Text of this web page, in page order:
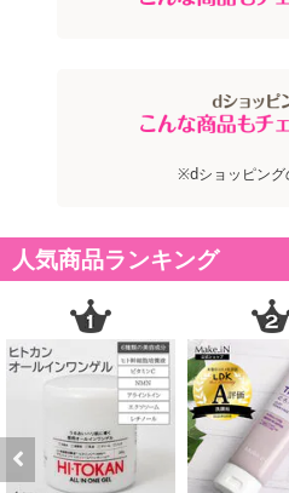
※dショッピング
人気商品ランキング
Previous